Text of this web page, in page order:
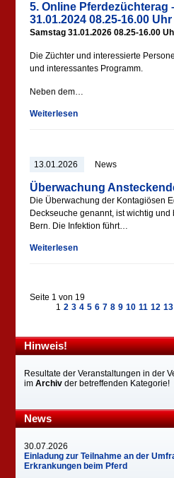
5. Online Pferdezüchterag
31.01.2024 08.25-16.00 Uhr
Samstag 31.01.2026 08.25-16.00
Die Züchter und interessierte
und interessantes Programm.
Neben dem…
Weiterlesen
13.01.2026 News
Überwachung
Die Überwachung der Kontagiösen
Deckseuche genannt, ist wichtig und
Bern. Die Infektion führt…
Weiterlesen
Seite 1 von 19
1 2 3 4 5 6 7 8 9 10 11 12 13
Hinweis!
Resultate der Veranstaltungen in der
imArchiv der betreffenden Kategorie!
News
30.07.2026
Einladung zur Teilnahme an der
Erkrankungen beim Pferd